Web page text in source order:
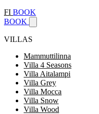
FI BOOK
BOOK
VILLAS
Mammuttilinna
Villa 4 Seasons
Villa Aitalampi
Villa Grey
Villa Mocca
Villa Snow
Villa Wood